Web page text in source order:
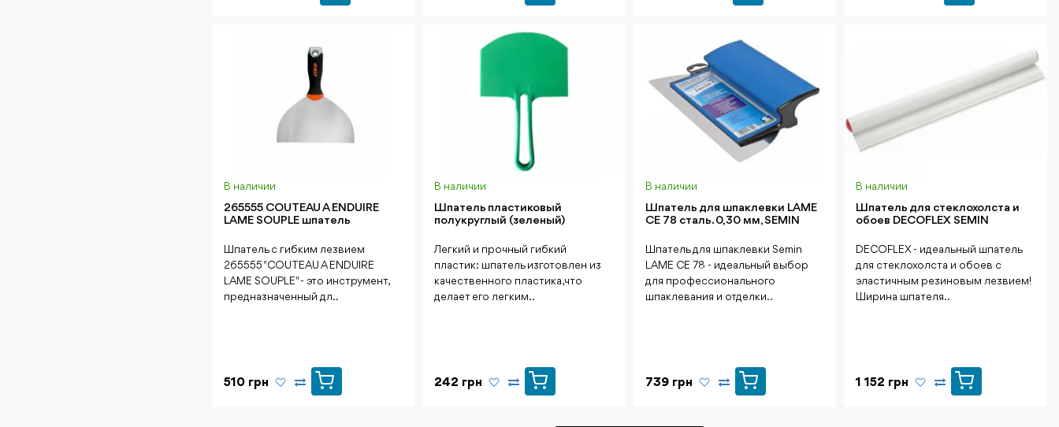
В наличии
265555 COUTEAU A ENDUIRE
LAME SOUPLE шпатель
Шпатель с гибким лезвием
265555 "COUTEAU A ENDUIRE
LAME SOUPLE" - это инструмент,
предназначенный дл..
510 грн
В наличии
Шпатель пластиковый
полукруглый (зеленый)
Легкий и прочный гибкий
пластик: шпатель изготовлен из
качественного пластика, что
делает его легким..
242 грн
В наличии
Шпатель для шпаклевки LAME
CE 78 сталь. 0,30 мм, SEMIN
Шпатель для шпаклевки Semin
LAME CE 78 - идеальный выбор
для профессионального
шпаклевания и отделки..
739 грн
В наличии
Шпатель для стеклохолста и
обоев DECOFLEX SEMIN
DECOFLEX - идеальный шпатель
для стеклохолста и обоев с
эластичным резиновым лезвием!
Ширина шпателя..
1 152 грн